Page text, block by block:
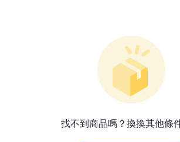
找不到商品嗎？換換其他條